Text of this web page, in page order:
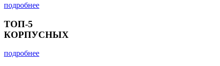
подробнее
ТОП-5
КОРПУСНЫХ
подробнее